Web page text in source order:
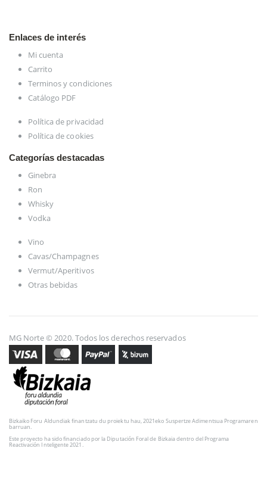
Enlaces de interés
Mi cuenta
Carrito
Terminos y condiciones
Catálogo PDF
Política de privacidad
Política de cookies
Categorías destacadas
Ginebra
Ron
Whisky
Vodka
Vino
Cavas/Champagnes
Vermut/Aperitivos
Otras bebidas
MG Norte © 2020. Todos los derechos reservados
Bizkaiko Foru Aldundiak finantzatu du proiektu hau, 2021eko Suspertze Adimentsua Programaren
barruan.
Este proyecto ha sido financiado por la Diputación Foral de Bizkaia dentro del Programa
Reactivación Inteligente 2021.